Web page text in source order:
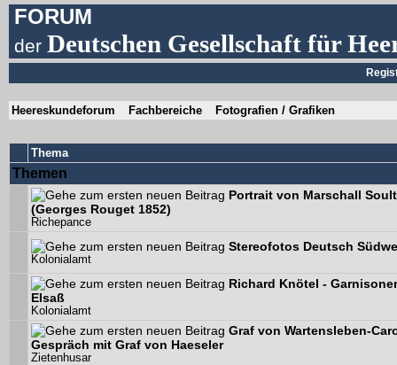
FORUM
derDeutschen Gesellschaft für
Heereskundeforum Fachbereiche Fotografien / Grafiken
Thema
Themen
Portrait von Marschall Soult
(Georges Rouget 1852)
Richepance
Stereofotos Deutsch
Kolonialamt
Richard Knötel -
Elsaß
Kolonialamt
Graf von Wartensleben-
Gespräch mit Graf von Haeseler
Zietenhusar